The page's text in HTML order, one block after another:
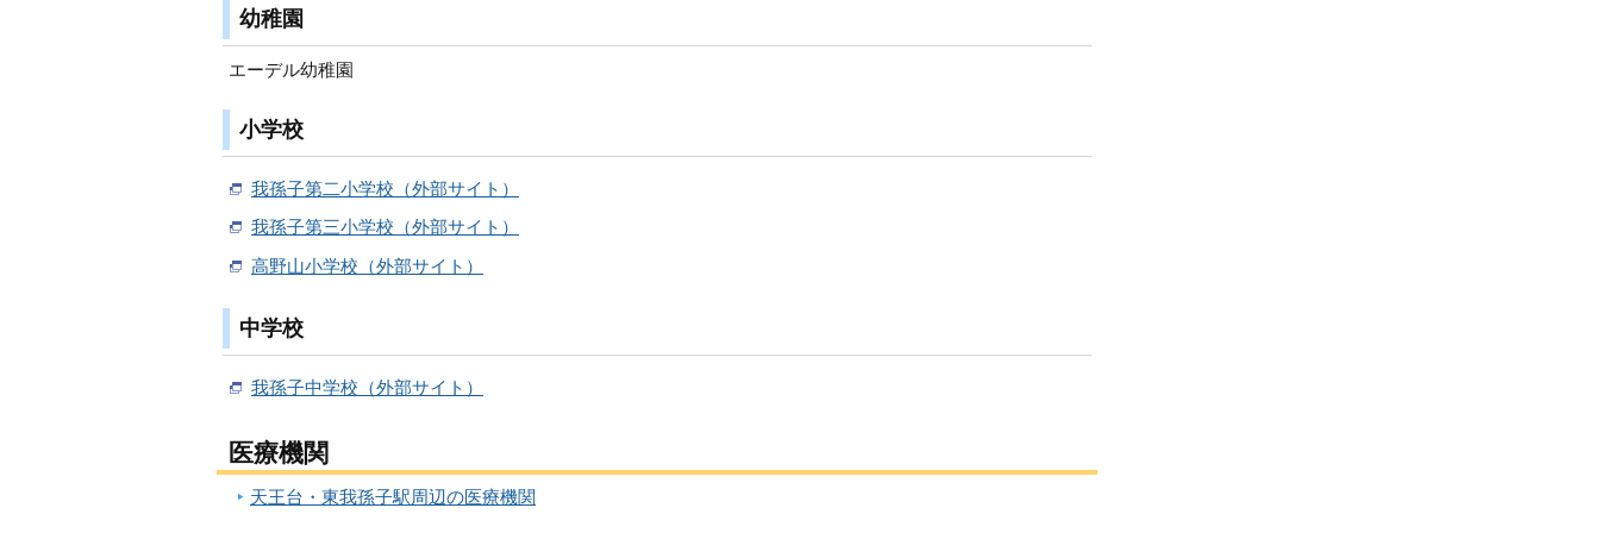
幼稚園
エーデル幼稚園
小学校
我孫子第二小学校（外部サイト）
我孫子第三小学校（外部サイト）
高野山小学校（外部サイト）
中学校
我孫子中学校（外部サイト）
医療機関
天王台・東我孫子駅周辺の医療機関